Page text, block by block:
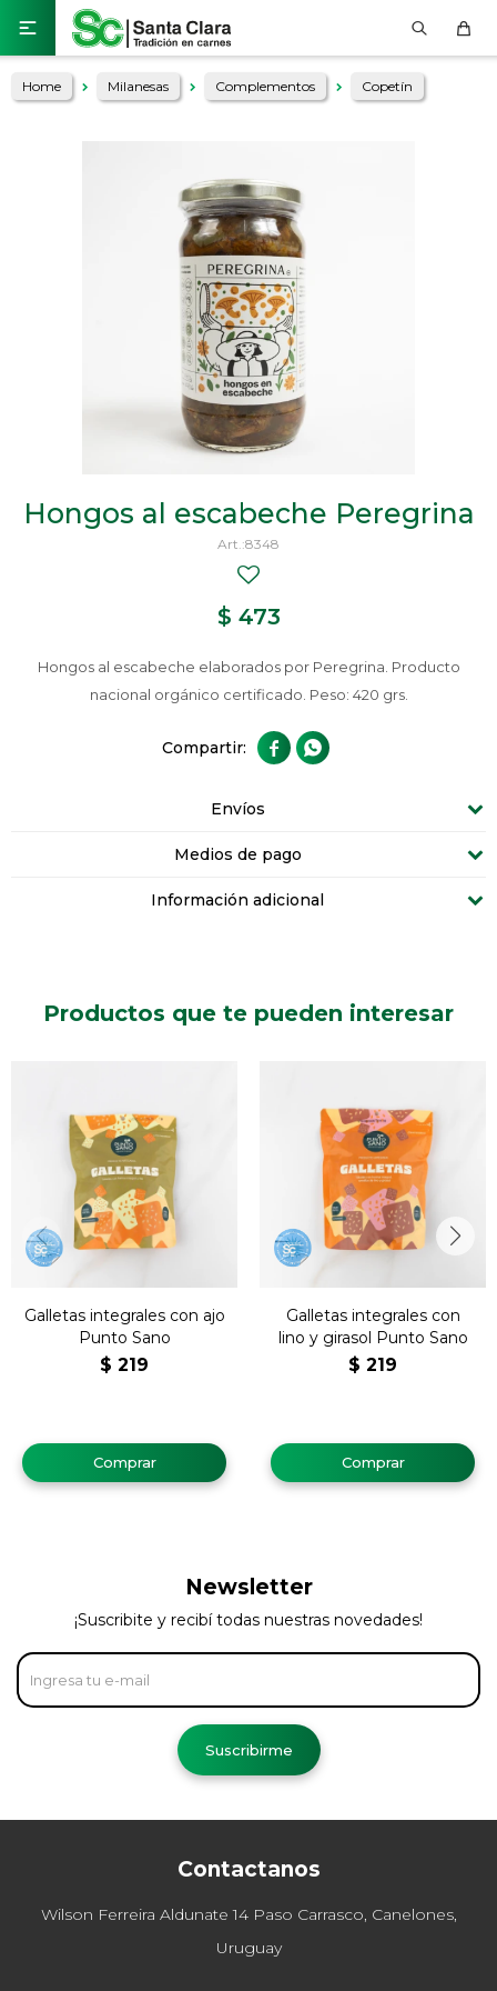

Home Milanesas Complementos Copetín
Hongos al escabeche Peregrina
8348
$ 473
Hongos al escabeche elaborados por Peregrina. Producto
nacional orgánico certificado. Peso: 420 grs.
 
Envíos
Medios de pago
Información adicional
Productos que te pueden interesar
Galletas integrales con ajo
Punto Sano
$ 219
Galletas integrales con
lino y girasol Punto Sano
$ 219
Contactanos
Wilson Ferreira Aldunate 14 Paso Carrasco, Canelones,
Uruguay
Newsletter
¡Suscribite y recibí todas nuestras novedades!
Suscribirme